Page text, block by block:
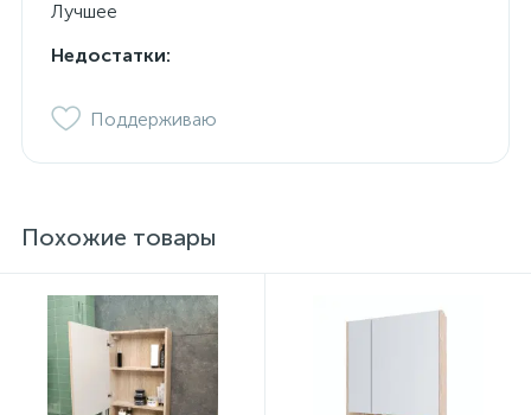
Лучшее
Недостатки:
Поддерживаю
Похожие товары